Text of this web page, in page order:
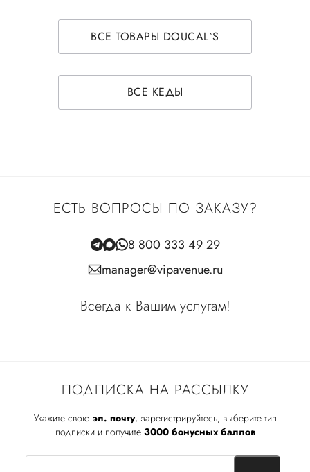
ВСЕ ТОВАРЫ DOUCAL`S
ВСЕ КЕДЫ
ПОДПИСКА НА РАССЫЛКУ
Укажите свою эл. почту, зарегистрируйтесь, выберите тип
подписки и получите 3000 бонусных баллов
ЕСТЬ ВОПРОСЫ ПО ЗАКАЗУ?
8 800 333 49 29
manager@vipavenue.ru
Всегда к Вашим услугам!